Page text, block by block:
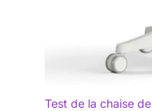
Test de la chaise